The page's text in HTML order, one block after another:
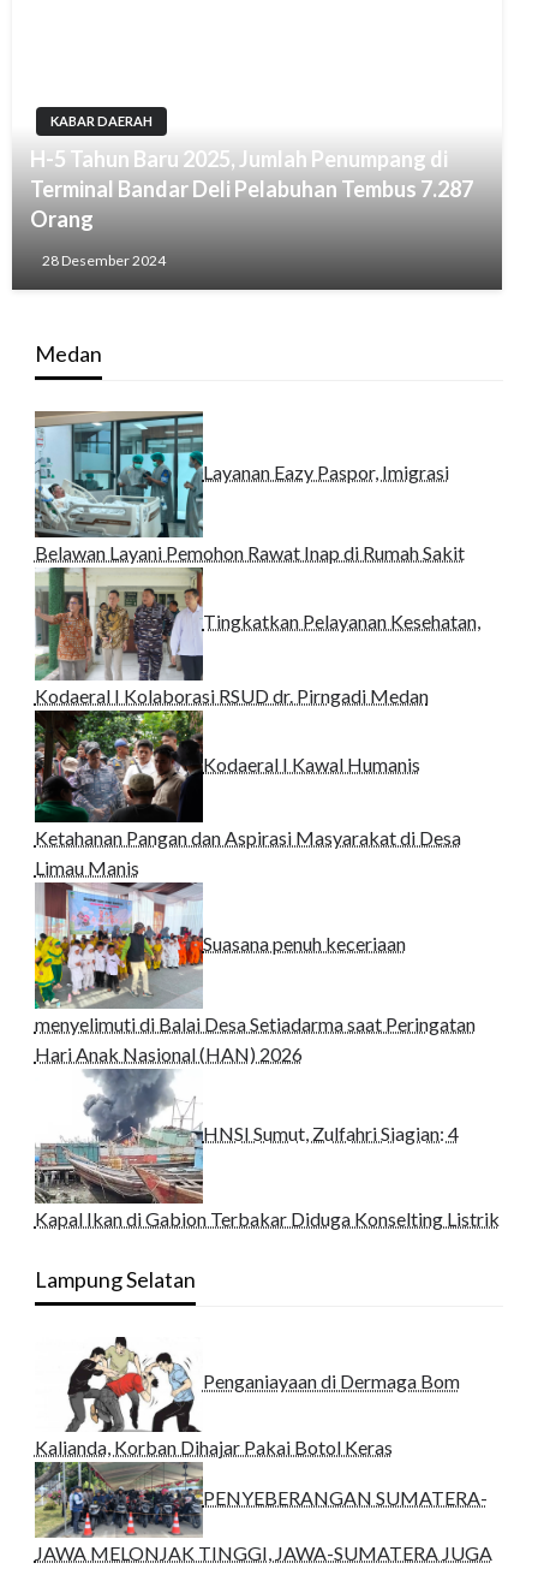
KABAR DAERAH
H-5 Tahun Baru 2025, Jumlah Penumpang di
Terminal Bandar Deli Pelabuhan Tembus 7.287
Orang
28 Desember 2024
Medan
Layanan Eazy Paspor, Imigrasi
Belawan Layani Pemohon Rawat Inap di Rumah Sakit
Tingkatkan Pelayanan Kesehatan,
Kodaeral I Kolaborasi RSUD dr. Pirngadi Medan‎
Kodaeral I Kawal Humanis
Ketahanan Pangan dan Aspirasi Masyarakat di Desa
Limau Manis
Suasana penuh keceriaan
menyelimuti di Balai Desa Setiadarma saat Peringatan
Hari Anak Nasional (HAN) 2026
HNSI Sumut, Zulfahri Siagian: 4
Kapal Ikan di Gabion Terbakar Diduga Konselting Listrik
Lampung Selatan
Penganiayaan di Dermaga Bom
Kalianda, Korban Dihajar Pakai Botol Keras
PENYEBERANGAN SUMATERA-
JAWA MELONJAK TINGGI, JAWA-SUMATERA JUGA